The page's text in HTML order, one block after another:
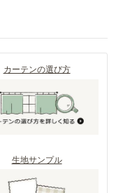
カーテンの選び方
生地サンプル